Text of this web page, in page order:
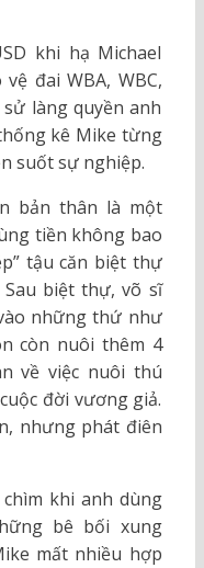
khi hạ Michael
đai WBA, WBC,
làng quyền anh
kê Mike từng
suốt sự nghiệp.
bản thân là một
tiền không bao
tậu căn biệt thự
Sau biệt thự, võ sĩ
những thứ như
còn nuôi thêm 4
về việc nuôi thú
đời vương giả.
nhưng phát điên
khi anh dùng
bê bối xung
mất nhiều hợp